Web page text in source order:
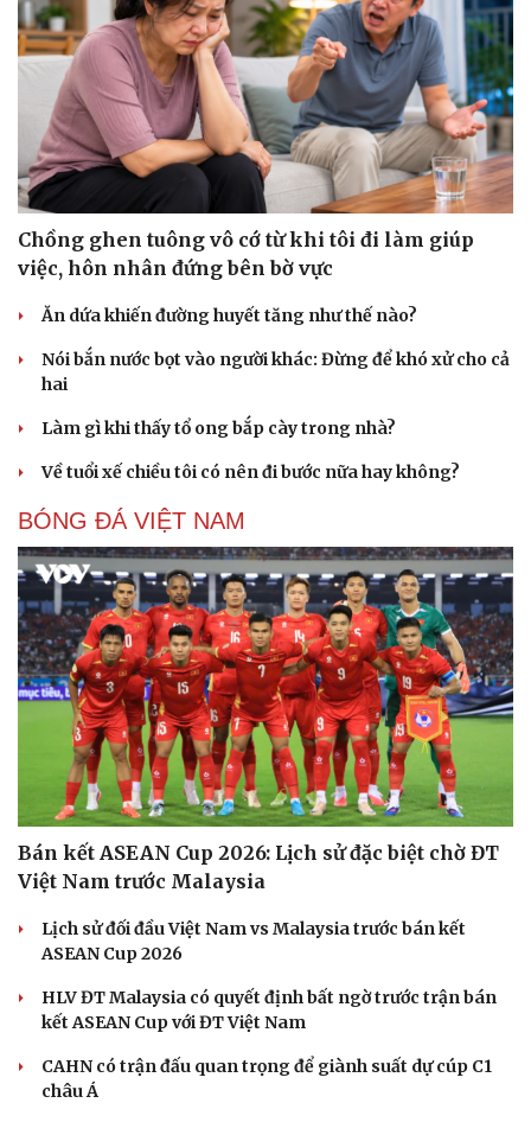
Chồng ghen tuông vô cớ từ khi tôi đi làm giúp
việc, hôn nhân đứng bên bờ vực
Ăn dứa khiến đường huyết tăng như thế nào?
Nói bắn nước bọt vào người khác: Đừng để khó xử cho cả
hai
Làm gì khi thấy tổ ong bắp cày trong nhà?
Về tuổi xế chiều tôi có nên đi bước nữa hay không?
BÓNG ĐÁ VIỆT NAM
Bán kết ASEAN Cup 2026: Lịch sử đặc biệt chờ ĐT
Việt Nam trước Malaysia
Lịch sử đối đầu Việt Nam vs Malaysia trước bán kết
ASEAN Cup 2026
HLV ĐT Malaysia có quyết định bất ngờ trước trận bán
kết ASEAN Cup với ĐT Việt Nam
CAHN có trận đấu quan trọng để giành suất dự cúp C1
châu Á